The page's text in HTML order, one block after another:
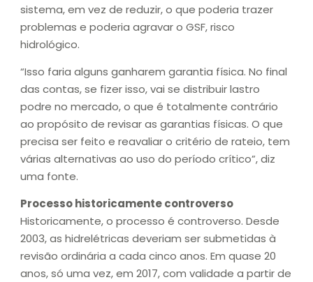
sistema, em vez de reduzir, o que poderia trazer
problemas e poderia agravar o GSF, risco
hidrológico.
“Isso faria alguns ganharem garantia física. No final
das contas, se fizer isso, vai se distribuir lastro
podre no mercado, o que é totalmente contrário
ao propósito de revisar as garantias físicas. O que
precisa ser feito e reavaliar o critério de rateio, tem
várias alternativas ao uso do período crítico”, diz
uma fonte.
Processo historicamente controverso
Historicamente, o processo é controverso. Desde
2003, as hidrelétricas deveriam ser submetidas à
revisão ordinária a cada cinco anos. Em quase 20
anos, só uma vez, em 2017, com validade a partir de